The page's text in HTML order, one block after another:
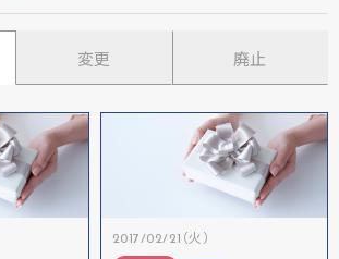
変更 廃止
2017/02/21（火）